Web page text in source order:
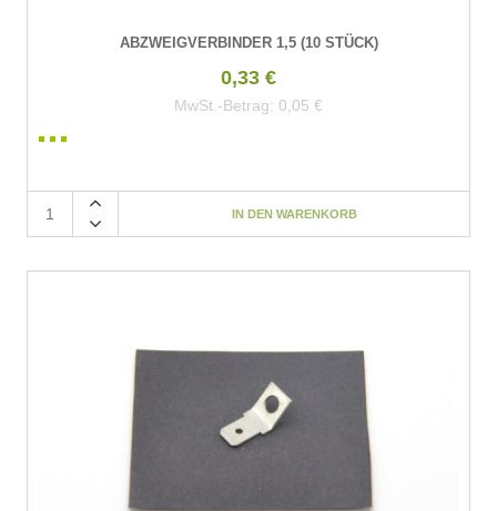
ABZWEIGVERBINDER 1,5 (10 STÜCK)
0,33 €
MwSt.-Betrag: 0,05 €